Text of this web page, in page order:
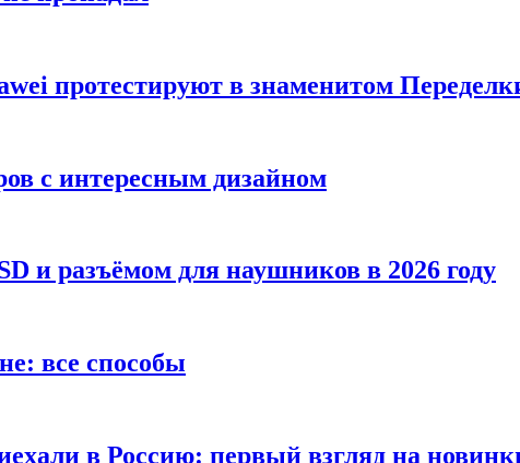
протестируют в знаменитом
с интересным дизайном
и разъёмом для наушников в 2026 году
все способы
в Россию: первый взгляд на